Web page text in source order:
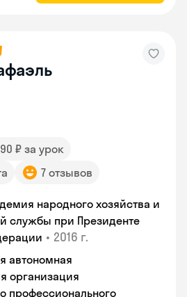
₽ за урок
7 отзывов
народного хозяйства и
службы при Президенте
• 2016 г.
автономная
организация
профессионального